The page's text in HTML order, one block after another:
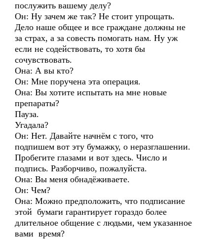
послужить вашему делу?
Он: Ну зачем же так? Не стоит упрощать.
Дело наше общее и все граждане должны не
за страх, а за совесть помогать нам. Ну уж
если не содействовать, то хотя бы
сочувствовать.
Она: А вы кто?
Он: Мне поручена эта операция.
Она: Вы хотите испытать на мне новые
препараты?
Пауза.
Угадала?
Он: Нет. Давайте начнём с того, что
подпишем вот эту бумажку, о неразглашении.
Пробегите глазами и вот здесь. Число и
подпись. Разборчиво, пожалуйста.
Она: Вы меня обнадёживаете.
Он: Чем?
Она: Можно предположить, что подписание
этой бумаги гарантирует гораздо более
длительное общение с людьми, чем указанное
вами время?